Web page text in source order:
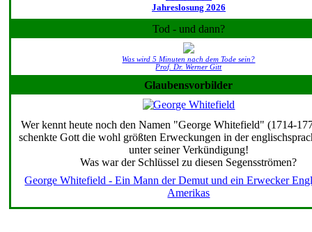
Jahreslosung 2026
Tod - und dann?
Was wird 5 Minuten nach dem Tode sein?
Prof. Dr. Werner Gitt
Glaubensvorbilder
Wer kennt heute noch den Namen "George Whitefield" (1714-
schenkte Gott die wohl größten Erweckungen in der
unter seiner Verkündigung!
Was war der Schlüssel zu diesen Segensströmen?
George Whitefield - Ein Mann der Demut und ein Erwecker
Amerikas